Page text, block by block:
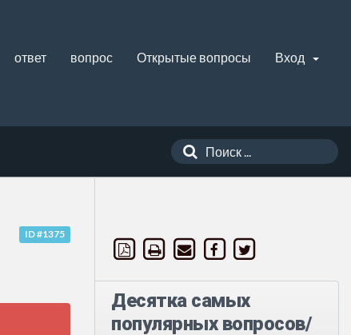
ответ вопрос Открытые вопросы Вход
ID #1375
Десятка самых
популярных вопросов/